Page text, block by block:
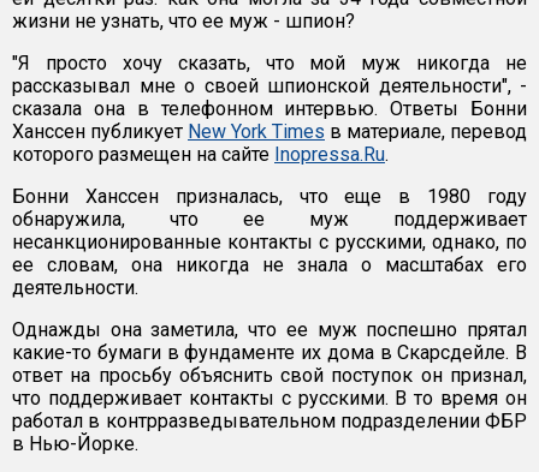
жизни не узнать, что ее муж - шпион?
"Я просто хочу сказать, что мой муж никогда не
рассказывал мне о своей шпионской деятельности", -
сказала она в телефонном интервью. Ответы Бонни
Ханссен публикует New York Times в материале, перевод
которого размещен на сайте Inopressa.Ru.
Бонни Ханссен призналась, что еще в 1980 году
обнаружила, что ее муж поддерживает
несанкционированные контакты с русскими, однако, по
ее словам, она никогда не знала о масштабах его
деятельности.
Однажды она заметила, что ее муж поспешно прятал
какие-то бумаги в фундаменте их дома в Скарсдейле. В
ответ на просьбу объяснить свой поступок он признал,
что поддерживает контакты с русскими. В то время он
работал в контрразведывательном подразделении ФБР
в Нью-Йорке.